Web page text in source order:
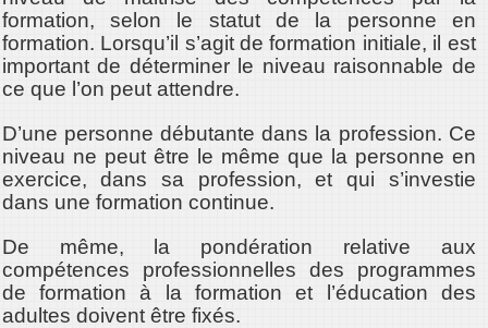
formation, selon le statut de la personne en
formation. Lorsqu’il s’agit de formation initiale, il est
important de déterminer le niveau raisonnable de
ce que l’on peut attendre.
D’une personne débutante dans la profession. Ce
niveau ne peut être le même que la personne en
exercice, dans sa profession, et qui s’investie
dans une formation continue.
De même, la pondération relative aux
compétences professionnelles des programmes
de formation à la formation et l’éducation des
adultes doivent être fixés.